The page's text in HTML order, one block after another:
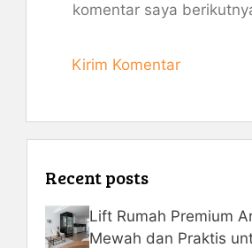
komentar saya
Recent posts
Lift Rumah Premium
Mewah dan Praktis